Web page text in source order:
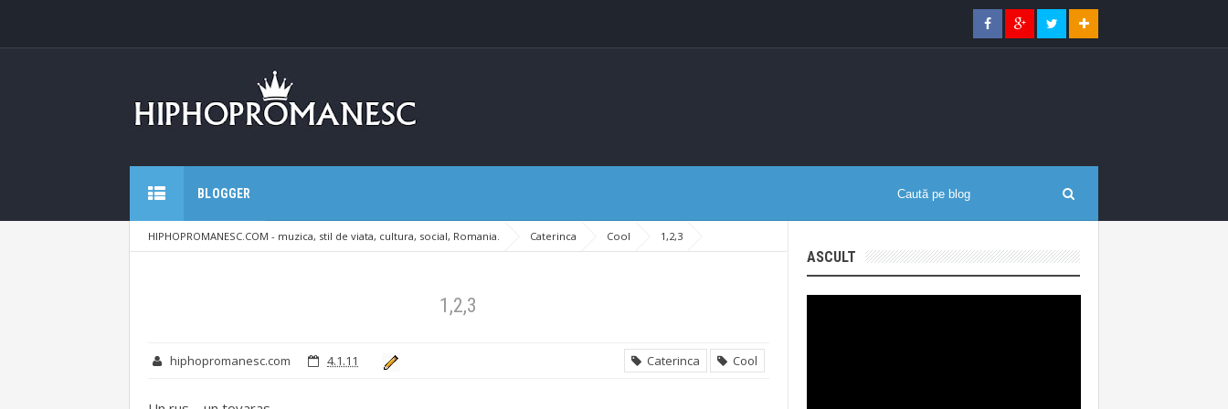
BLOGGER
HIPHOPROMANESC.COM - muzica, stil de viata, cultura, social, Romania. Caterinca Cool 1,2,3
1,2,3
hiphopromanesc.com 4.1.11 Caterinca Cool
ASCULT